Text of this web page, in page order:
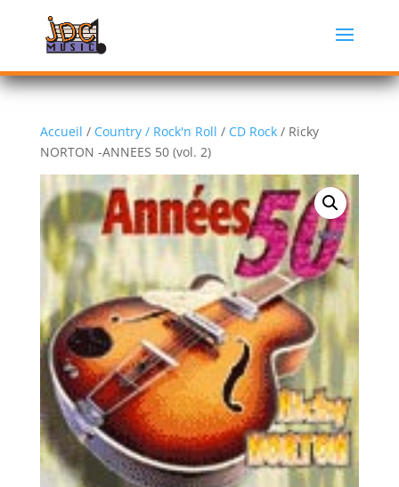
Accueil / Country / Rock'n Roll / CD Rock/ Ricky
NORTON -ANNEES 50 (vol. 2)